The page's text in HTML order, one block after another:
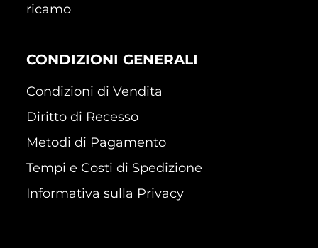
ricamo
CONDIZIONI GENERALI
Condizioni di Vendita
Diritto di Recesso
Metodi di Pagamento
Tempi e Costi di Spedizione
Informativa sulla Privacy